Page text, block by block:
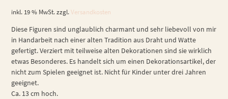
inkl. 19 % MwSt. zzgl.Versandkosten
Diese Figuren sind unglaublich charmant und sehr liebevoll von mir
in Handarbeit nach einer alten Tradition aus Draht und Watte
gefertigt. Verziert mit teilweise alten Dekorationen sind sie wirklich
etwas Besonderes. Es handelt sich um einen Dekorationsartikel, der
nicht zum Spielen geeignet ist. Nicht für Kinder unter drei Jahren
geeignet.
Ca. 13 cm hoch.